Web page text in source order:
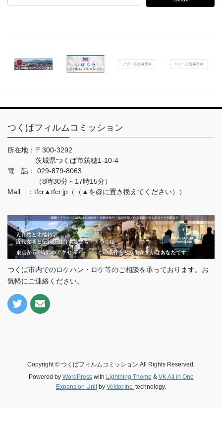
索:
つくばフィルムコミッション
所在地： 〒300-3292
茨城県つくば市筑穂1-10-4
電 話： 029-879-8063
（8時30分～17時15分）
Mail ：tfcr▲tfcr.jp（（▲を@に置き換えてください））
つくば市内でのロケハン・ロケ等のご相談を承っております。お
気軽にご連絡ください。
Copyright © つくばフィルムコミッション All Rights Reserved.
Powered by WordPresswith Lightning Theme & VK All in One
Expansion Unitby Vektor,Inc. technology.